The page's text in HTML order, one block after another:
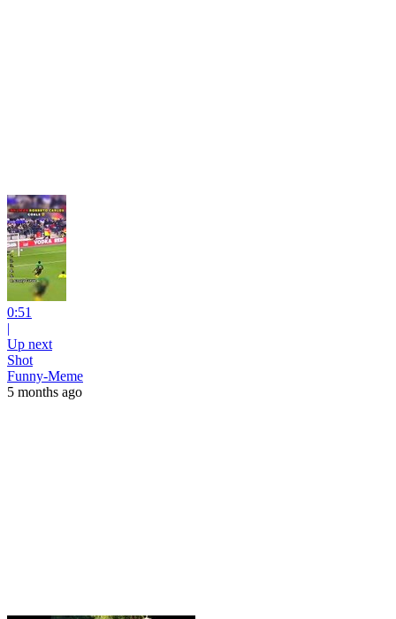
0:51
|
Up next
Shot
Funny-Meme
5 months ago